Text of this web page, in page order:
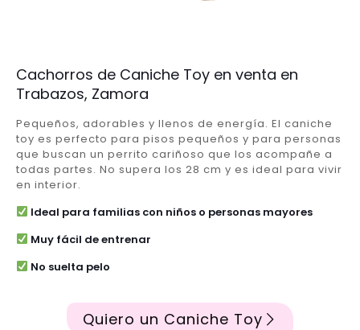
Cachorros de Caniche Toy en venta en
Trabazos, Zamora
Pequeños, adorables y llenos de energía. El caniche
toy es perfecto para pisos pequeños y para personas
que buscan un perrito cariñoso que los acompañe a
todas partes. No supera los 28 cm y es ideal para vivir
en interior.
Ideal para familias con niños o personas mayores
Muy fácil de entrenar
No suelta pelo
Quiero un Caniche Toy